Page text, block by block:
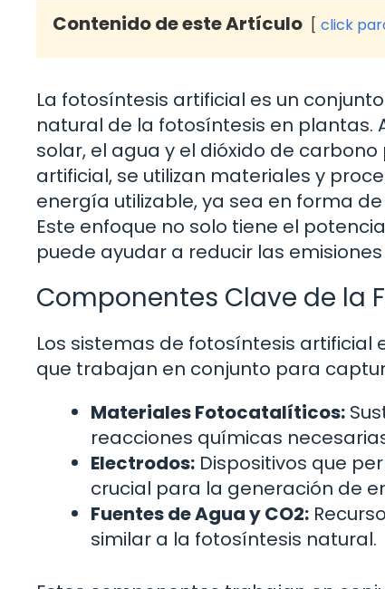
Contenido de este Artículo click
La fotosíntesis artificial es un
natural de la fotosíntesis en plantas.
solar, el agua y el dióxido de
artificial, se utilizan materiales y
energía utilizable, ya sea en forma
Este enfoque no solo tiene el
puede ayudar a reducir las
Componentes Clave de la
Los sistemas de fotosíntesis
que trabajan en conjunto para
Materiales Fotocatalíticos:
reacciones químicas
Electrodos: Dispositivos que
crucial para la generación de
Fuentes de Agua y CO2:
similar a la fotosíntesis natural.